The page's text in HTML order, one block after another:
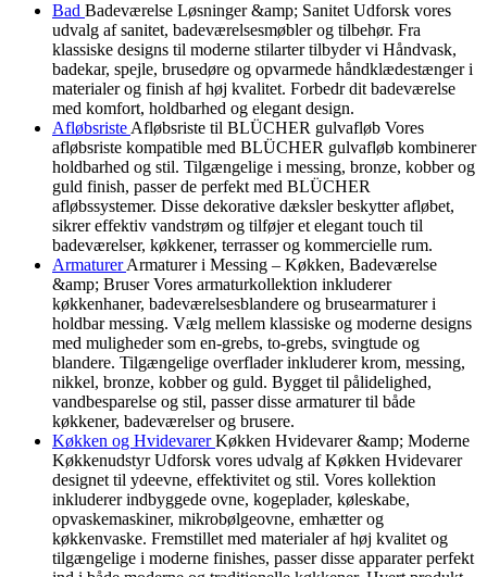
Bad Badeværelse Løsninger &amp; Sanitet Udforsk vores
udvalg af sanitet, badeværelsesmøbler og tilbehør. Fra
klassiske designs til moderne stilarter tilbyder vi Håndvask,
badekar, spejle, brusedøre og opvarmede håndklædestænger i
materialer og finish af høj kvalitet. Forbedr dit badeværelse
med komfort, holdbarhed og elegant design.
Afløbsriste Afløbsriste til BLÜCHER gulvafløb Vores
afløbsriste kompatible med BLÜCHER gulvafløb kombinerer
holdbarhed og stil. Tilgængelige i messing, bronze, kobber og
guld finish, passer de perfekt med BLÜCHER
afløbssystemer. Disse dekorative dæksler beskytter afløbet,
sikrer effektiv vandstrøm og tilføjer et elegant touch til
badeværelser, køkkener, terrasser og kommercielle rum.
ArmaturerArmaturer i Messing – Køkken, Badeværelse
&amp; Bruser Vores armaturkollektion inkluderer
køkkenhaner, badeværelsesblandere og brusearmaturer i
holdbar messing. Vælg mellem klassiske og moderne designs
med muligheder som en-grebs, to-grebs, svingtude og
blandere. Tilgængelige overflader inkluderer krom, messing,
nikkel, bronze, kobber og guld. Bygget til pålidelighed,
vandbesparelse og stil, passer disse armaturer til både
køkkener, badeværelser og brusere.
Køkken og HvidevarerKøkken Hvidevarer &amp; Moderne
Køkkenudstyr Udforsk vores udvalg af Køkken Hvidevarer
designet til ydeevne, effektivitet og stil. Vores kollektion
inkluderer indbyggede ovne, kogeplader, køleskabe,
opvaskemaskiner, mikrobølgeovne, emhætter og
køkkenvaske. Fremstillet med materialer af høj kvalitet og
tilgængelige i moderne finishes, passer disse apparater perfekt